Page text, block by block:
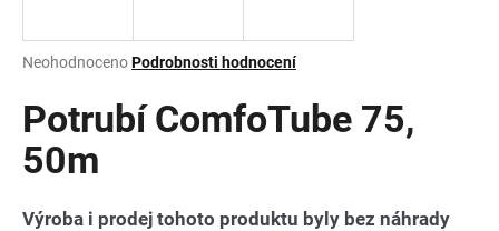
Průměrné
produktu
je
0,0
z
hvězdiček.
NeohodnocenoPodrobnosti hodnocení
Potrubí ComfoTube 75,
50m
Výroba i prodej tohoto produktu byly bez náhrady
j
t
?